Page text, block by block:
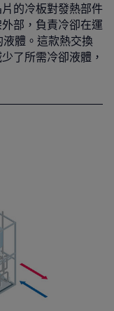
的冷板對發熱部件
部，負責冷卻在運
體。這款熱交換
了所需冷卻液體，